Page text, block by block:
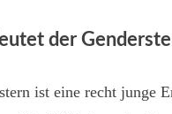
der
ist eine recht junge